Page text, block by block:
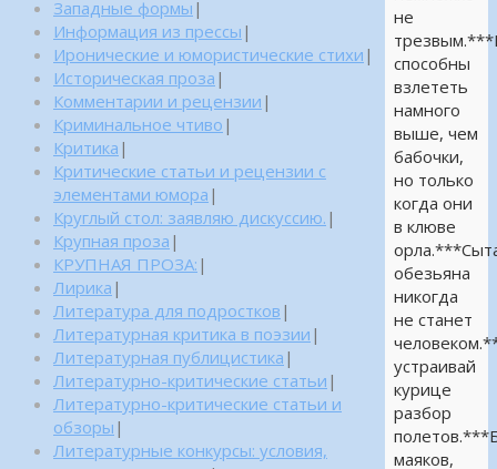
не
способны
взлететь
намного
выше, чем
бабочки,
но только
когда они
в клюве
обезьяна
никогда
не станет
устраивай
курице
разбор
маяков,
Западные формы |
Информация из прессы |
Иронические и юмористические стихи |
Историческая проза |
Комментарии и рецензии |
Криминальное чтиво |
Критика |
Критические статьи и рецензии с
элементами юмора |
Круглый стол: заявляю дискуссию. |
Крупная проза |
КРУПНАЯ ПРОЗА: |
Лирика |
Литература для подростков |
Литературная критика в поэзии |
Литературная публицистика |
Литературно-критические статьи |
Литературно-критические статьи и
обзоры |
Литературные конкурсы: условия,